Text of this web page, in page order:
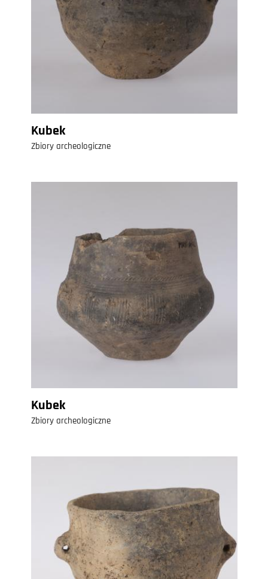
Kubek
Zbiory archeologiczne
Kubek
Zbiory archeologiczne